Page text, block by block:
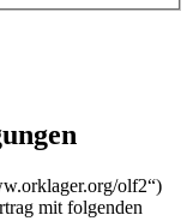
olf2“)
mit folgenden